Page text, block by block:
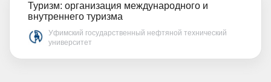
Туризм: организация международного и
внутреннего туризма
Уфимский государственный нефтяной технический
университет